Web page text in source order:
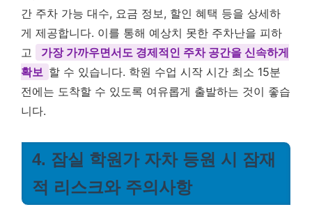
간 주차 가능 대수, 요금 정보, 할인 혜택 등을 상세하
게 제공합니다. 이를 통해 예상치 못한 주차난을 피하
고
가장 가까우면서도 경제적인 주차 공간을 신속하게
확보 할 수 있습니다. 학원 수업 시작 시간 최소 15분
전에는 도착할 수 있도록 여유롭게 출발하는 것이 좋습
니다.
4. 잠실 학원가 자차 등원 시 잠재
적 리스크와 주의사항